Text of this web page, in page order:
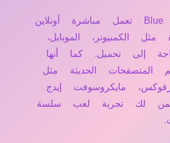
نعم، لعبة Blue Story تعمل مباشرة أونلاين
الكمبيوتر، الموبايل،
إلى تحميل. كما أنها
المتصفحات الحديثة مثل
مايكروسوفت إيدج
لك تجربة لعب سلسة